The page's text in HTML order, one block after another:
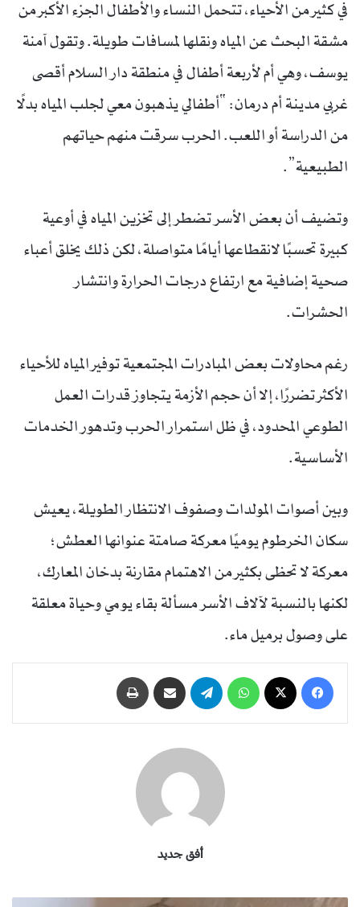
في كثير من الأحياء، تتحمل النساء والأطفال الجزء الأكبر من
مشقة البحث عن المياه ونقلها لمسافات طويلة. وتقول آمنة
يوسف، وهي أم لأربعة أطفال في منطقة دار السلام أقصى
غربي مدينة أم درمان: “أطفالي يذهبون معي لجلب المياه بدلًا
من الدراسة أو اللعب. الحرب سرقت منهم حياتهم
الطبيعية”.
وتضيف أن بعض الأسر تضطر إلى تخزين المياه في أوعية
كبيرة تحسبًا لانقطاعها أيامًا متواصلة، لكن ذلك يخلق أعباء
صحية إضافية مع ارتفاع درجات الحرارة وانتشار
الحشرات.
رغم محاولات بعض المبادرات المجتمعية توفير المياه للأحياء
الأكثر تضررًا، إلا أن حجم الأزمة يتجاوز قدرات العمل
الطوعي المحدود، في ظل استمرار الحرب وتدهور الخدمات
الأساسية.
وبين أصوات المولدات وصفوف الانتظار الطويلة، يعيش
سكان الخرطوم يوميًا معركة صامتة عنوانها العطش؛
معركة لا تحظى بكثير من الاهتمام مقارنة بدخان المعارك،
لكنها بالنسبة لآلاف الأسر مسألة بقاء يومي وحياة معلقة
على وصول برميل ماء.
أفق جديد